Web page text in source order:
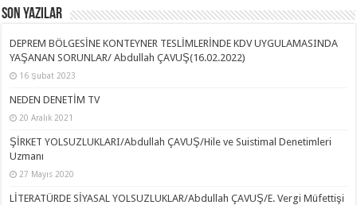
Son Yazılar
DEPREM BÖLGESİNE KONTEYNER TESLİMLERİNDE KDV UYGULAMASINDA
YAŞANAN SORUNLAR/ Abdullah ÇAVUŞ(16.02.2022)
16 Şubat 2023
NEDEN DENETİM TV
20 Aralık 2021
ŞİRKET YOLSUZLUKLARI/Abdullah ÇAVUŞ/Hile ve Suistimal Denetimleri
Uzmanı
27 Mayıs 2020
LİTERATÜRDE SİYASAL YOLSUZLUKLAR/Abdullah ÇAVUŞ/E. Vergi Müfettişi